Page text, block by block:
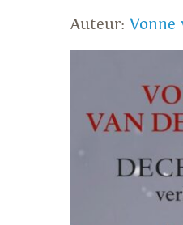
Auteur: Vonne